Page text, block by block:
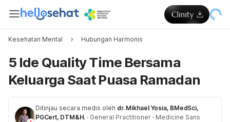
Kesehatan Mental Hubungan Harmonis
5 Ide Quality Time Bersama
Keluarga Saat Puasa Ramadan
Ditinjau secara medis oleh dr. Mikhael Yosia, BMedSci,
PGCert, DTM&H. · General Practitioner · Medicine Sans